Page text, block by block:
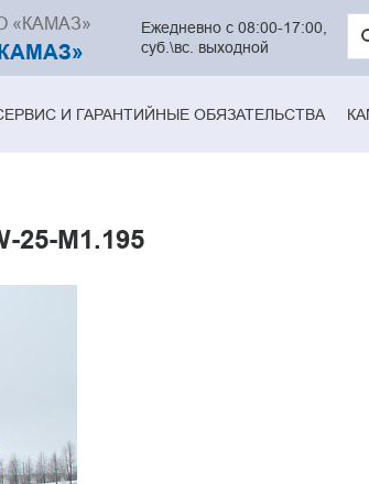
«КАМАЗ»
Ежедневно с 08:00-17:00,
суб.\вс. выходной
И ГАРАНТИЙНЫЕ ОБЯЗАТЕЛЬСТВА
M1.195